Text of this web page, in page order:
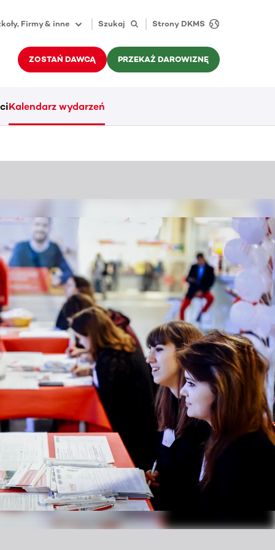
Firmy & inne Szukaj Strony DKMS
ZOSTAŃ DAWCĄ PRZEKAŻ DAROWIZNĘ
Kalendarz wydarzeń